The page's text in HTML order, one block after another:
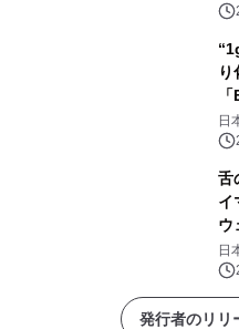
ン
日
舌
イ
ウ
会
日
発行者のリリ